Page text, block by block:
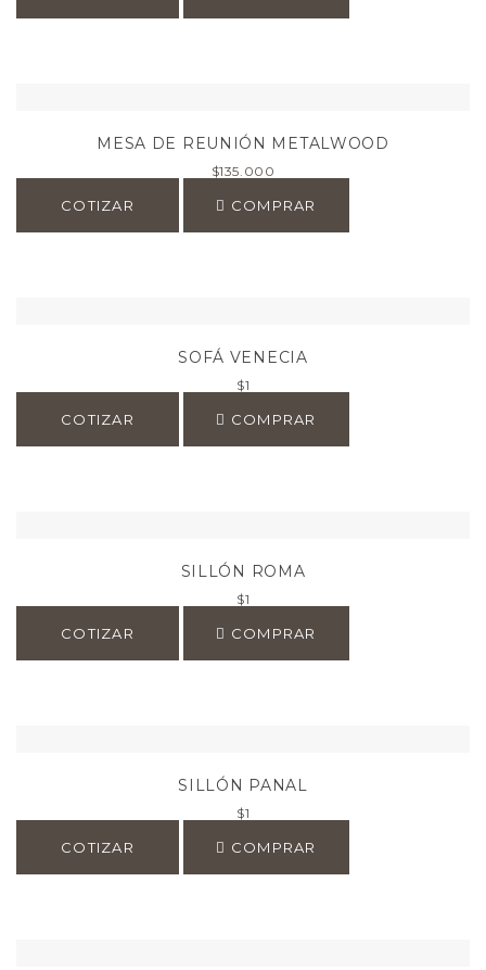
MESA DE REUNIÓN METALWOOD
$135.000
COTIZAR COMPRAR
SOFÁ VENECIA
$1
COTIZAR COMPRAR
SILLÓN ROMA
$1
COTIZAR COMPRAR
SILLÓN PANAL
$1
COTIZAR COMPRAR